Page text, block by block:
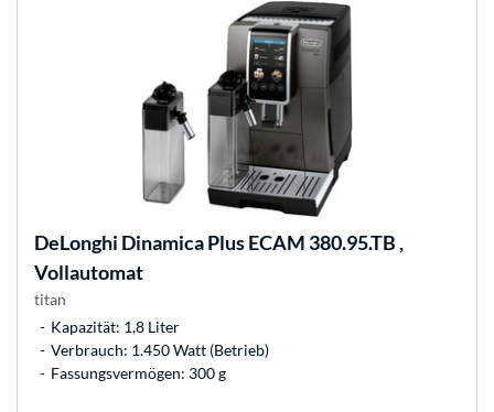
DeLonghi Dinamica Plus ECAM 380.95.TB ,
Vollautomat
titan
Kapazität: 1,8 Liter
Verbrauch: 1.450 Watt (Betrieb)
Fassungsvermögen: 300 g